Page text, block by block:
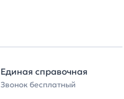
Единая справочная
Звонок бесплатный